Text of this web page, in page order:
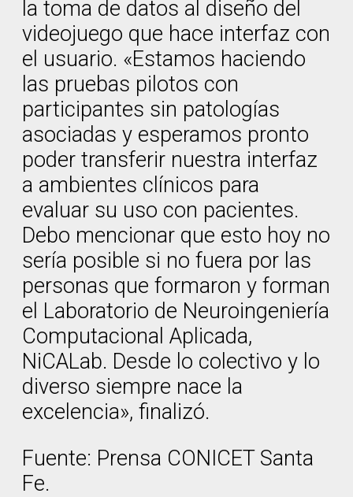
la toma de datos al diseño del
videojuego que hace interfaz con
el usuario. «Estamos haciendo
las pruebas pilotos con
participantes sin patologías
asociadas y esperamos pronto
poder transferir nuestra interfaz
a ambientes clínicos para
evaluar su uso con pacientes.
Debo mencionar que esto hoy no
sería posible si no fuera por las
personas que formaron y forman
el Laboratorio de Neuroingeniería
Computacional Aplicada,
NiCALab. Desde lo colectivo y lo
diverso siempre nace la
excelencia», finalizó.
Fuente: Prensa CONICET Santa
Fe.